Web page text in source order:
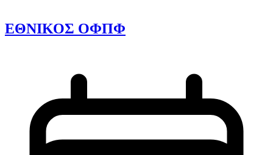
ΕΘΝΙΚΟΣ ΟΦΠΦ